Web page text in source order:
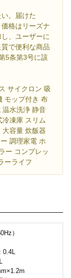
。届けた
格はリーズナ
、ユーザーに
で便利な商品
5条第3号に該
サイクロン 吸
モップ付き 布
温水洗浄 静音
凍庫 スリム
容量 炊飯器
調理家電 ホ
ー コンプレッ
ーライフ
）